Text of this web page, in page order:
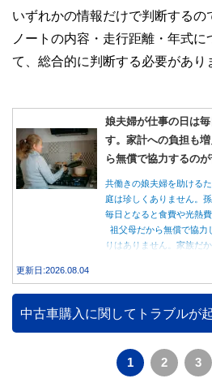
いずれかの情報だけで判断するの
ノートの内容・走行距離・年式
て、総合的に判断する必要があり
娘夫婦が仕事の日は
す。家計への負担も
ら無償で協力するの
共働きの娘夫婦を助ける
庭は珍しくありません。
毎日となると食費や光熱
祖父母だから無償で協力
りはありません。家族だ
更新日:2026.08.04
中古車購入に関してトラブルが
1 2 3